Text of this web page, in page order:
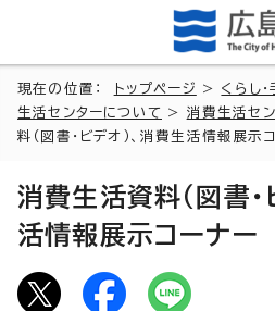
現在の位置： トップページ > くらし
生活センターについて
> 消費生活セ
料（図書・ビデオ）、消費生活情報展示
消費生活資料（図書・
活情報展示コーナー